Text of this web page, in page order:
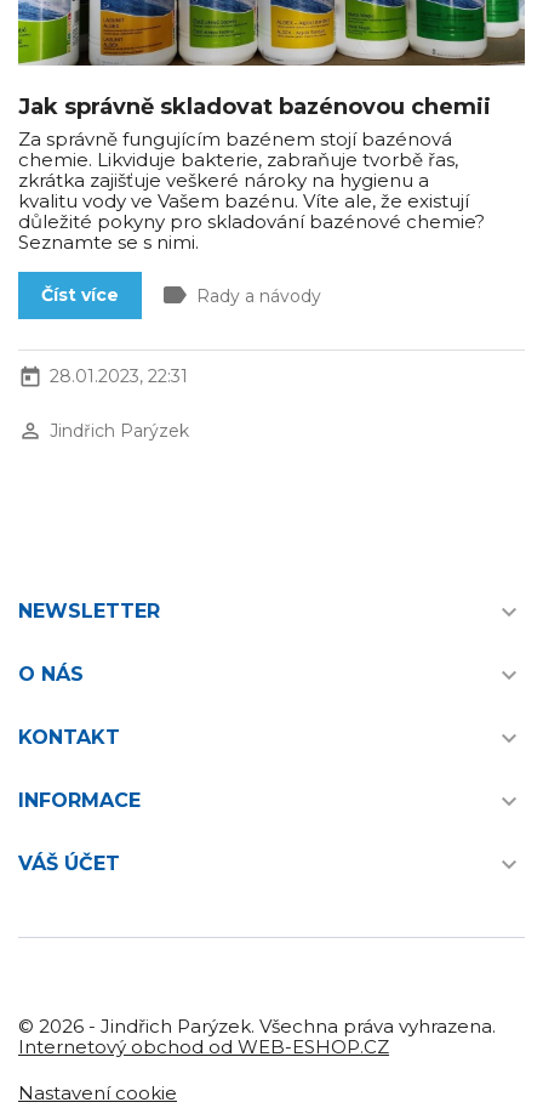
Jak správně skladovat bazénovou chemii
Za správně fungujícím bazénem stojí bazénová
chemie. Likviduje bakterie, zabraňuje tvorbě řas,
zkrátka zajišťuje veškeré nároky na hygienu a
kvalitu vody ve Vašem bazénu. Víte ale, že existují
důležité pokyny pro skladování bazénové chemie?
Seznamte se s nimi.
Číst více label Rady a návody
today 28.01.2023, 22:31
perm_identity Jindřich Parýzek
NEWSLETTER 
O NÁS 
KONTAKT 
INFORMACE 
VÁŠ ÚČET 
© 2026 - Jindřich Parýzek. Všechna práva vyhrazena.
Internetový obchod od WEB-ESHOP.CZ
Nastavení cookie